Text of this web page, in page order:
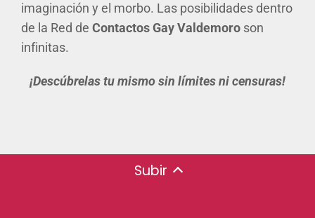
imaginación y el morbo. Las posibilidades dentro
de la Red de Contactos Gay Valdemoro son
infinitas.
¡Descúbrelas tu mismo sin límites ni censuras!
Subir